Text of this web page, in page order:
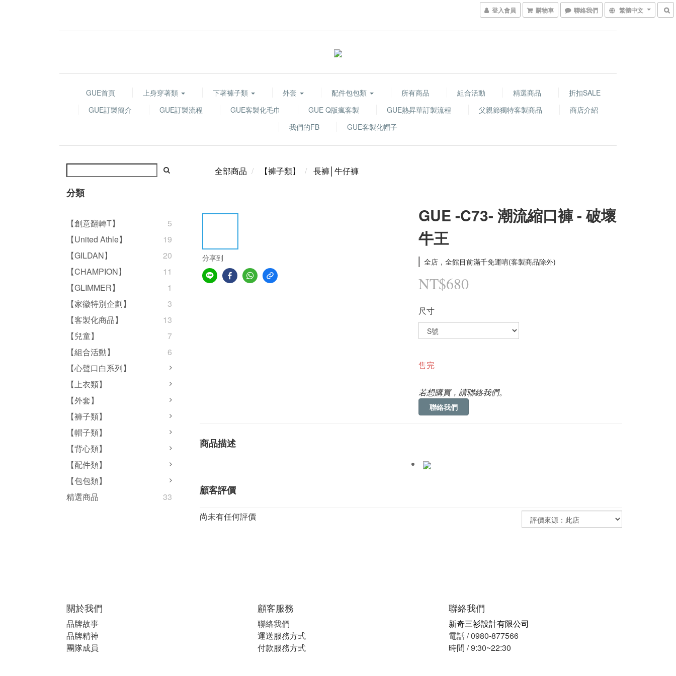
登入會員 購物車 聯絡我們 繁體中文
GUE首頁 上身穿著類 下著褲子類 外套 配件包包類 所有商品 組合活動 精選商品
折扣SALE
GUE訂製簡介
GUE訂製流程 GUE客製化毛巾 GUE Q版瘋客製 GUE熱昇華訂製流程 父親節獨特客製商品
商店介紹
我們的FB
GUE客製化帽子
分類
【創意翻轉T】
5
【United Athle】
19
【GILDAN】
20
【CHAMPION】
11
【GLIMMER】
1
【家徽特別企劃】
3
【客製化商品】
13
【兒童】
7
【組合活動】
6
【心聲口白系列】
【上衣類】
【外套】
【褲子類】
【帽子類】
【背心類】
【配件類】
【包包類】
精選商品
33
全部商品 【褲子類】 長褲│牛仔褲
分享到
GUE -C73- 潮流縮口褲 - 破壞
牛王
全店，全館目前滿千免運唷(客製商品除外)
NT$680
尺寸
售完
若想購買，請聯絡我們。
聯絡我們
商品描述
顧客評價
尚未有任何評價
關於我們
品牌故事
品牌精神
團隊成員
顧客服務
聯絡我們
運送服務方式
付款服務方式
聯絡我們
新奇三衫設計有限公司
電話 / 0980-877566
時間 / 9:30~22:30